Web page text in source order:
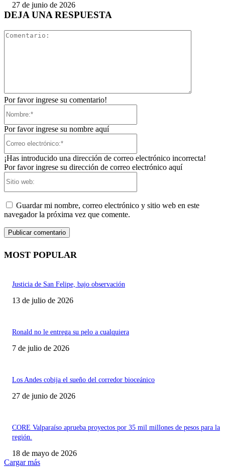
27 de junio de 2026
DEJA UNA RESPUESTA
Por favor ingrese su comentario!
Por favor ingrese su nombre aquí
¡Has introducido una dirección de correo electrónico incorrecta!
Por favor ingrese su dirección de correo electrónico aquí
Guardar mi nombre, correo electrónico y sitio web en este
navegador la próxima vez que comente.
MOST POPULAR
Justicia de San Felipe, bajo observación
13 de julio de 2026
Ronald no le entrega su pelo a cualquiera
7 de julio de 2026
Los Andes cobija el sueño del corredor bioceánico
27 de junio de 2026
CORE Valparaíso aprueba proyectos por 35 mil millones de pesos para la
región.
18 de mayo de 2026
Cargar más